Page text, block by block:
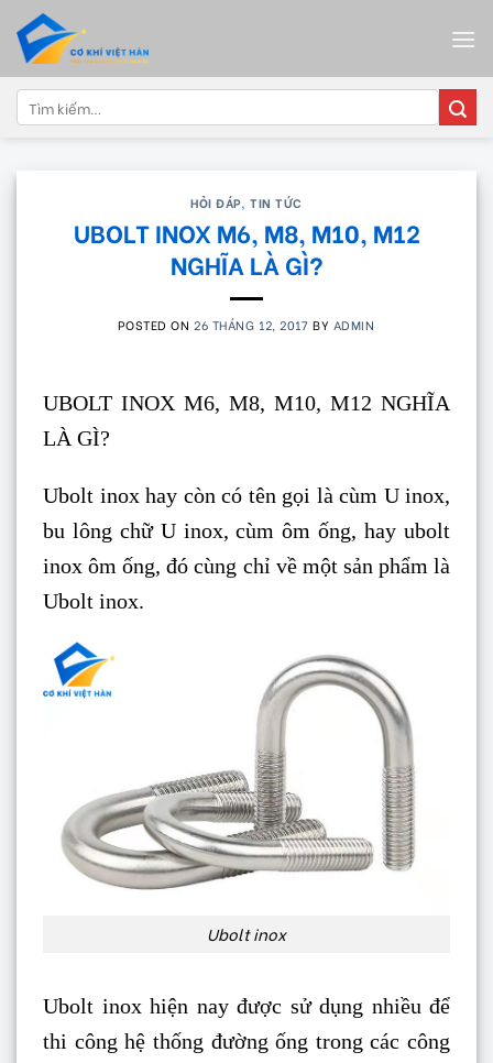
content
Tìm
kiếm:
HỎI ĐÁP,TIN TỨC
UBOLT INOX M6, M8, M10, M12
NGHĨA LÀ GÌ?
POSTED ON 26 THÁNG 12, 2017 BY ADMIN
UBOLT INOX M6, M8, M10, M12 NGHĨA
LÀ GÌ?
Ubolt inox hay còn có tên gọi là cùm U inox,
bu lông chữ U inox, cùm ôm ống, hay ubolt
inox ôm ống, đó cùng chỉ về một sản phẩm là
Ubolt inox.
Ubolt inox
Ubolt inox hiện nay được sử dụng nhiều để
thi công hệ thống đường ống trong các công